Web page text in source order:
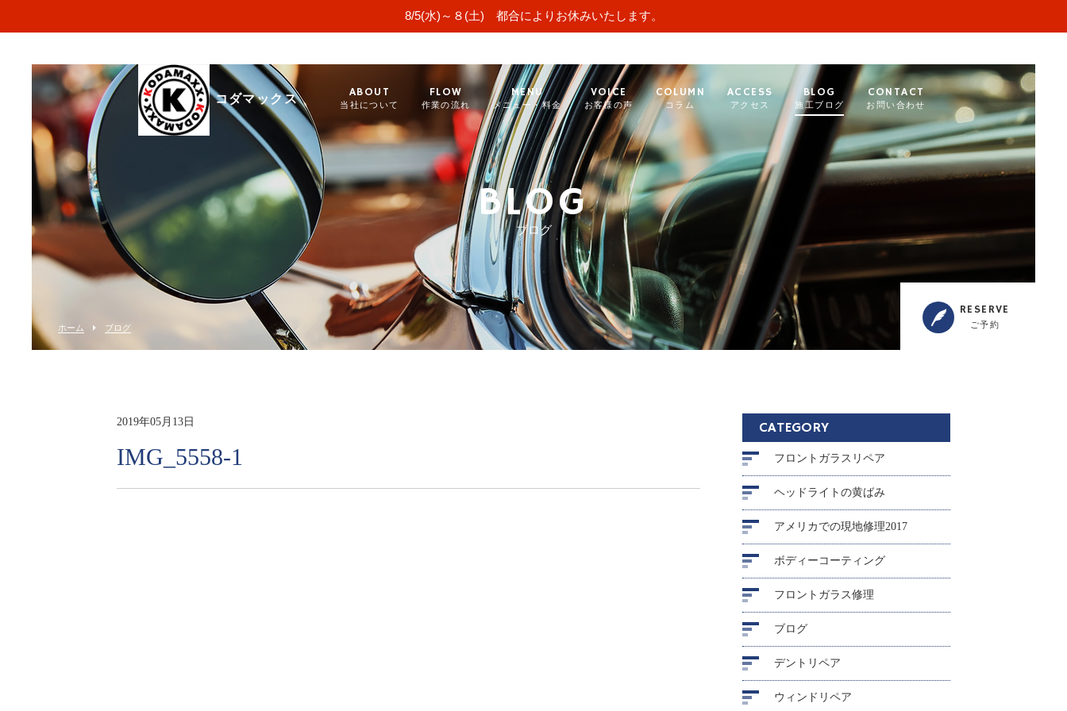
8/5(水)～８(土) 都合によりお休みいたします。
コダマックス
ABOUT
当社について
FLOW
作業の流れ
MENU
メニュー・料金
VOICE
お客様の声
COLUMN
コラム
ACCESS
アクセス
BLOG
施工ブログ
CONTACT
お問い合わせ
BLOG
ブログ
ホーム ブログ
RESERVE
ご予約
2019年05月13日
IMG_5558-1
CATEGORY
フロントガラスリペア
ヘッドライトの黄ばみ
アメリカでの現地修理2017
ボディーコーティング
フロントガラス修理
ブログ
デントリペア
ウィンドリペア